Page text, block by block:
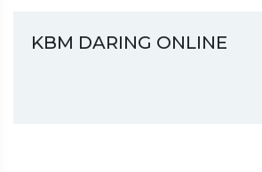
KBM DARING ONLINE